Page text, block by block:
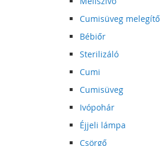
Cumisüveg melegítő
Bébiőr
Sterilizáló
Cumi
Cumisüveg
Ivópohár
Éjjeli lámpa
Csörgő